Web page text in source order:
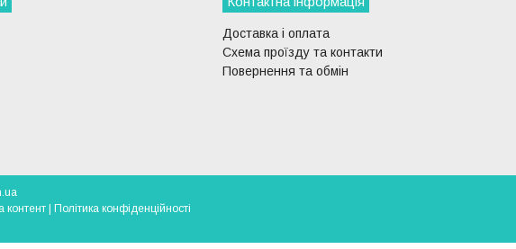
Доставка і оплата
Схема проїзду та контакти
Повернення та обмін
контент
Політика конфіденційності